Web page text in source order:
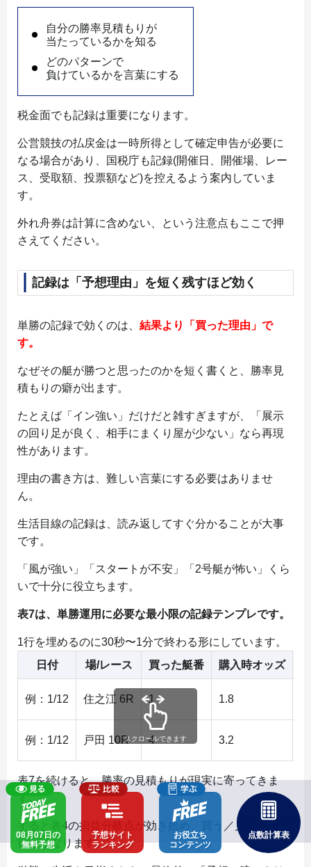
自分の勝率見積もりが
当たっているかを知る
どのパターンで
負けているかを言葉にする
税金面でも記録は重要になります。
公営競技の払戻金は一時所得として確定申告が必要に
なる場合があり、国税庁も記録(開催日、開催場、レー
ス、受取額、投票額など)を控えるよう案内していま
す。
外れ舟券は計算に含めない、という注意点もここで押
さえてください。
記録は「予想理由」を短く残すほど効く
単勝の記録で効くのは、 結果より「買った理由」で
す。
なぜその艇が勝つと思ったのかを短く書くと、勝率見
積もりの癖が出ます。
たとえば「イン強い」だけだと雑すぎますが、「展示
の回り足が良く、相手にまくり屋が少ない」なら再現
性があります。
理由の書き方は、難しい言葉にする必要はありませ
ん。
生活目線の記録は、読み返してすぐ分かることが大事
です。
「風が強い」「スタートが不安」「2号艇が怖い」くら
いで十分に役立ちます。
表7は、単勝運用に必要な最小限の記録テンプレです。
1行を埋めるのに30秒〜1分で終わる形にしています。
日付
場/レース 買った艇番 購入時オッズ
例：1/12 住之江 6R 1 1.8
例：1/12 戸田 10R 4 3.2
表7を続けると、勝率の見積もりが現実に寄ってきま
す。
すると表4の損益分岐点が効き始め、買う／見送るがブ
レなくなります。
08月07日の
無料予想
予想サイト
ランキング
お役立ち
コンテンツ
点数計算表